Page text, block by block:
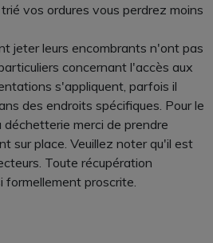
vos ordures vous perdrez moins
jeter leurs encombrants n'ont pas
concernant l'accès aux
s'appliquent, parfois il
des endroits spécifiques. Pour le
merci de prendre
sur place. Veuillez noter qu'il est
Toute récupération
proscrite.